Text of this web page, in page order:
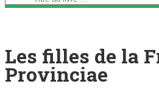
Les filles de la
Provinciae